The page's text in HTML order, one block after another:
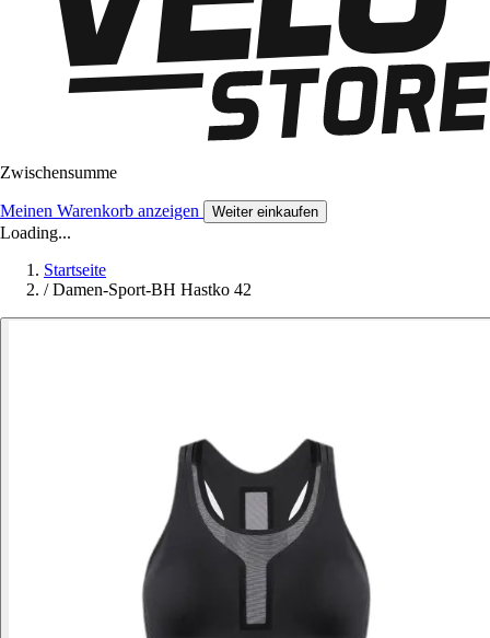
Zwischensumme
Meinen Warenkorb anzeigen Weiter einkaufen
Loading...
Startseite
/ Damen-Sport-BH Hastko 42